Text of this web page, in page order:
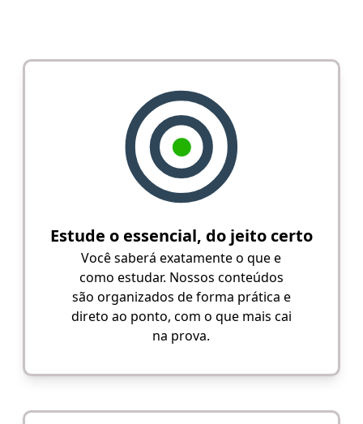
Estude o essencial, do jeito certo
Você saberá exatamente o que e
como estudar. Nossos conteúdos
são organizados de forma prática e
direto ao ponto, com o que mais cai
na prova.